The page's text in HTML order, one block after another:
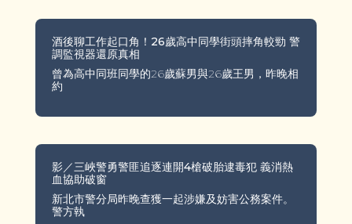
酒後聊工作起口角！26歲高中同學街頭摔角較勁 警
調監視器還原真相
曾為高中同班同學的26歲蘇男與26歲王男，昨晚相
約
影／三峽警勇警匪追逐連開4槍破胎逮毒犯 義消熱
血協助破窗
新北市警分局昨晚查獲一起涉嫌及妨害公務案件。
警方執